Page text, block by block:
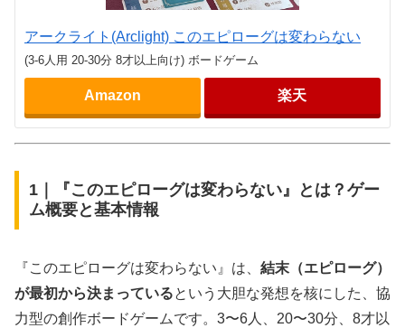
アークライト(Arclight) このエピローグは変わらない
(3-6人用 20-30分 8才以上向け) ボードゲーム
Amazon 楽天
1｜『このエピローグは変わらない』とは？ゲー
ム概要と基本情報
『このエピローグは変わらない』は、 結末（エピローグ）
が最初から決まっているという大胆な発想を核にした、協
力型の創作ボードゲームです。3〜6人、20〜30分、8才以